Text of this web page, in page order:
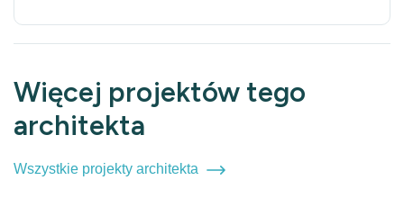
Więcej projektów tego
architekta
Wszystkie projekty architekta